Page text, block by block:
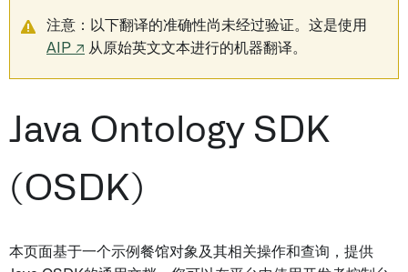
注意：以下翻译的准确性尚未经过验证。这是使用
AIP ↗ 从原始英文文本进行的机器翻译。
Java Ontology SDK
(OSDK)
本页面基于一个示例餐馆对象及其相关操作和查询，提供